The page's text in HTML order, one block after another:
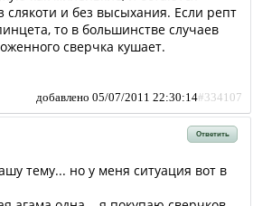
слякоти и без высыхания. Если репт
то в большинстве случаев
сверчка кушает.
добавлено 05/07/2011 22:30:14#334107
Ответить
тему... но у меня ситуация вот в